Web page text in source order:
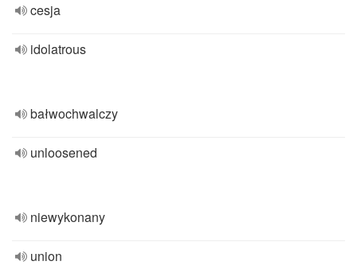
cesja
idolatrous
bałwochwalczy
unloosened
niewykonany
union